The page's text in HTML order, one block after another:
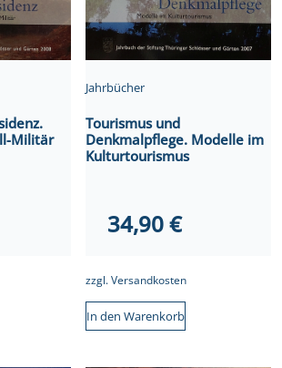
Militär
Jahrbücher
Tourismus und
Denkmalpflege. Modelle im
Kulturtourismus
34,90€
zzgl.Versandkosten
In den Warenkorb